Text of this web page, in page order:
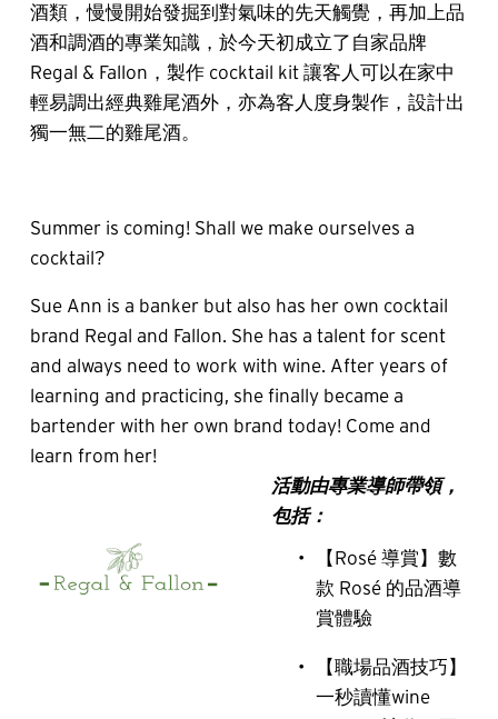
酒類，慢慢開始發掘到對氣味的先天觸覺，再加上品
酒和調酒的專業知識，於今天初成立了自家品牌
Regal & Fallon，製作 cocktail kit 讓客人可以在家中
輕易調出經典雞尾酒外，亦為客人度身製作，設計出
獨一無二的雞尾酒。
Summer is coming! Shall we make ourselves a
cocktail?
Sue Ann is a banker but also has her own cocktail
brand Regal and Fallon. She has a talent for scent
and always need to work with wine. After years of
learning and practicing, she finally became a
bartender with her own brand today! Come and
learn from her!
活動由專業導師帶領，
包括：
【Rosé 導賞】數
款 Rosé 的品酒導
賞體驗
【職場品酒技巧】
一秒讀懂wine